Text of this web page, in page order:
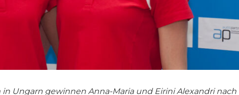
Ungarn gewinnen Anna-Maria und Eirini Alexandri nach